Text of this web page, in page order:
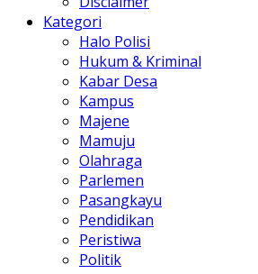
Kategori
Halo Polisi
Hukum & Kriminal
Kabar Desa
Kampus
Majene
Mamuju
Olahraga
Parlemen
Pasangkayu
Pendidikan
Peristiwa
Politik